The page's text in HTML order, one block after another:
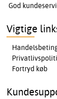
God
Vigtige
Fortryd køb